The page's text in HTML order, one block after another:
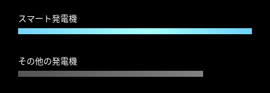
スマート発電機
その他の発電機